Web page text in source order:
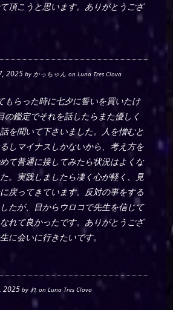
頂こうと思います。ありがとうござ
2025 by かっちゃん onLuna Tres Clova
もらった時に七夕に誓いを買いたけ
の鑑定でそれを話したらまた優しく
を聞いて下さいました。人を憎むと
しマイナスしかないから、考え方を
て普通に接してみたら状況はよくな
。実践しましたら凄く心が軽く、見
戻ってきています。反対の事をする
たが、目からウロコで先生を信じて
れて良かったです。ありがとうござ
に会いに行きたいです。
2025 byれ onLuna Tres Clova